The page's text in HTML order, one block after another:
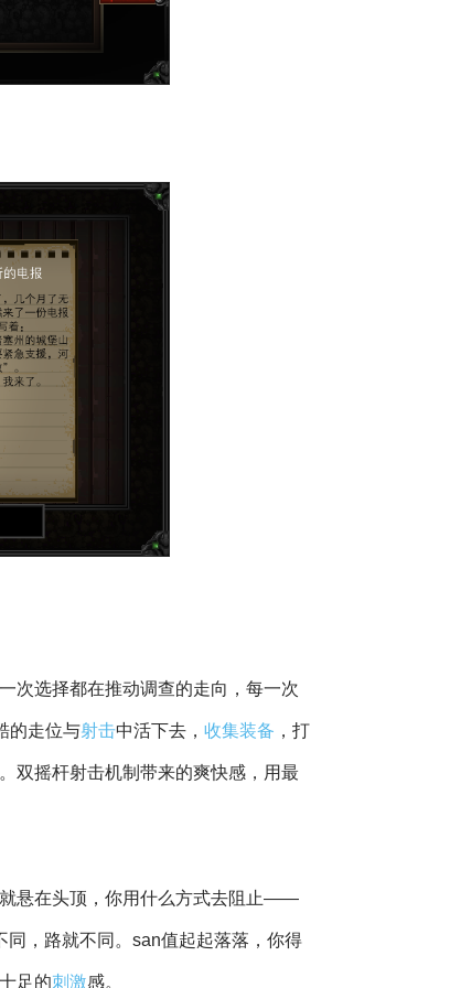
次选择都在推动调查的走向，每一次
的走位与射击中活下去， 收集装备 ，打
。双摇杆射击机制带来的爽快感，用最
悬在头顶，你用什么方式去阻止——
，路就不同。san值起起落落，你得
足的刺激感。